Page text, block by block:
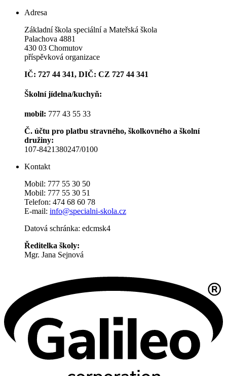
Adresa
Základní škola speciální a Mateřská škola
Palachova 4881
430 03 Chomutov
příspěvková organizace
IČ: 727 44 341, DIČ: CZ 727 44 341
Školní jídelna/kuchyň:
mobil: 777 43 55 33
Č. účtu pro platbu stravného, školkovného a školní
družiny:
107-8421380247/0100
Kontakt
Mobil: 777 55 30 50
Mobil: 777 55 30 51
Telefon: 474 68 60 78
E-mail: info@specialni-skola.cz
Datová schránka: edcmsk4
Ředitelka školy:
Mgr. Jana Sejnová